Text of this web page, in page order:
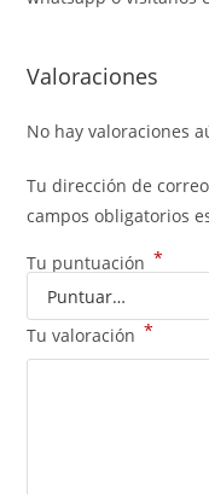
Valoraciones
No hay valoraciones
Tu dirección de
campos obligatorios
Tu puntuación *
Tu valoración *